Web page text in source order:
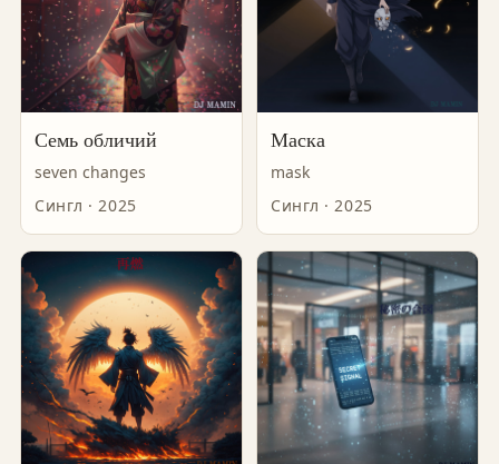
Семь обличий
seven changes
Сингл · 2025
Маска
mask
Сингл · 2025